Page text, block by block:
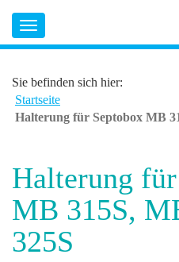
Sie befinden sich hier:
Startseite
Halterung für Septobox MB
Halterung
MB 315S,
325S